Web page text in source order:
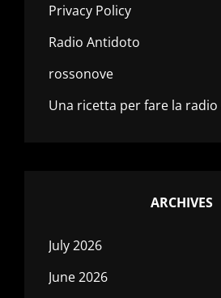
Privacy Policy
Radio Antidoto
rossonove
Una ricetta per fare la radio
ARCHIVES
July 2026
June 2026